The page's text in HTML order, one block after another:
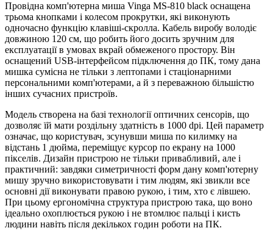
Провідна комп'ютерна миша Vinga MS-810 black оснащена
трьома кнопками і колесом прокрутки, які виконують
одночасно функцію клавіші-скролла. Кабель виробу володіє
довжиною 120 см, що робить його досить зручним для
експлуатації в умовах вкрай обмеженого простору. Він
оснащений USB-інтерфейсом підключення до ПК, тому дана
мишка сумісна не тільки з лептопами і стаціонарними
персональними комп'ютерами, а й з переважною більшістю
інших сучасних пристроїв.
Модель створена на базі технології оптичних сенсорів, що
дозволяє їй мати роздільну здатність в 1000 dpi. Цей параметр
означає, що користувач, зсунувши миша по килимку на
відстань 1 дюйма, переміщує курсор по екрану на 1000
пікселів. Дизайн пристрою не тільки привабливий, але і
практичний: завдяки симетричності форм дану комп'ютерну
мишу зручно використовувати і тим людям, які звикли все
основні дії виконувати правою рукою, і тим, хто є лівшею.
При цьому ергономічна структура пристрою така, що воно
ідеально охоплюється рукою і не втомлює пальці і кисть
людини навіть після декількох годин роботи на ПК.